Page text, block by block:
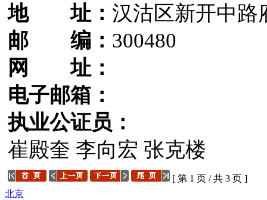
地 址： 汉沽区新开中路
邮 编： 300480
网 址：
电子邮箱：
执业公证员：
崔殿奎 李向宏 张克楼
[ 第 1 页 / 共 3 页 ]
北京